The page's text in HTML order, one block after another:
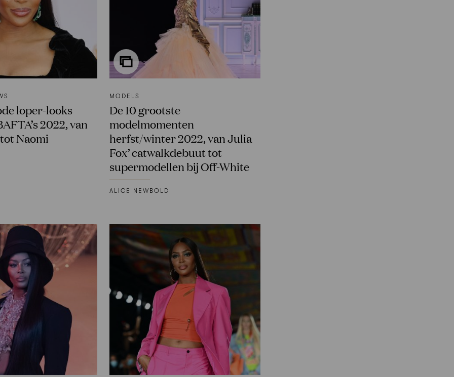
loper-looks
2022, van
Naomi
MODELS
De 10 grootste
modelmomenten
herfst/winter 2022, van Julia
Fox’ catwalkdebuut tot
supermodellen bij Off-White
ALICE NEWBOLD